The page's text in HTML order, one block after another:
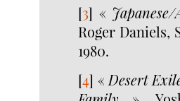
[3] «
Roger Daniels,
1980.
[4] «Desert